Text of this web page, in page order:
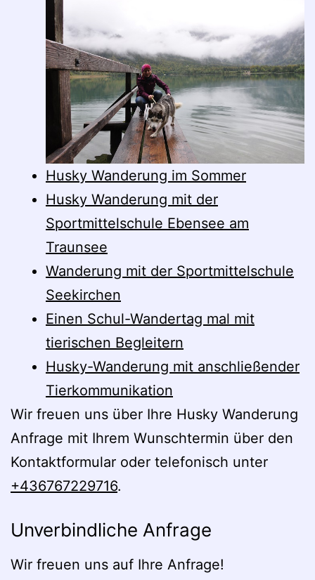
Husky Wanderung im Sommer
Husky Wanderung mit der
Sportmittelschule Ebensee am
Traunsee
Wanderung mit der Sportmittelschule
Seekirchen
Einen Schul-Wandertag mal mit
tierischen Begleitern
Husky-Wanderung mit anschließender
Tierkommunikation
Wir freuen uns über Ihre Husky Wanderung
Anfrage mit Ihrem Wunschtermin über den
Kontaktformular oder telefonisch unter
+436767229716.
Unverbindliche Anfrage
Wir freuen uns auf Ihre Anfrage!